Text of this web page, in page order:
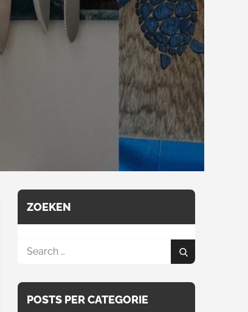
ZOEKEN
Search
Search
POSTS PER CATEGORIE